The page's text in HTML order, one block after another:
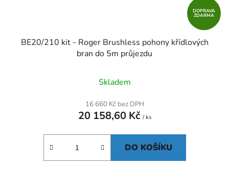
DOPRAVA
ZDARMA
BE20/210 kit - Roger Brushless pohony křídlových
bran do 5m průjezdu
Skladem
16 660 Kč bez DPH
20 158,60 Kč / ks
DO KOŠÍKU